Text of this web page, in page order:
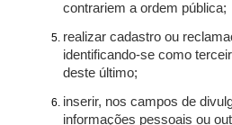
contrariem a ordem pública;
realizar cadastro ou
identificando-se como
deste último;
inserir, nos campos de
informações pessoais ou